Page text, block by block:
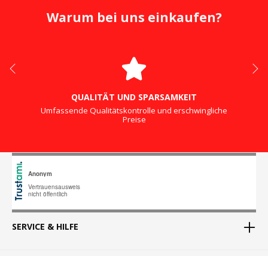
Warum bei uns einkaufen?
QUALITÄT UND SPARSAMKEIT
Umfassende Qualitätskontrolle und erschwingliche
Preise
SERVICE & HILFE